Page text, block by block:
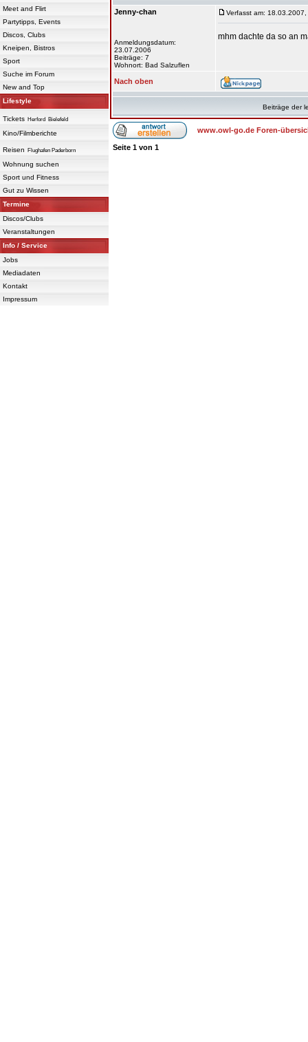
Meet and Flirt
Partytipps, Events
Discos, Clubs
Kneipen, Bistros
Sport
Suche im Forum
New and Top
Lifestyle
Tickets Herford Bielefeld
Kino/Filmberichte
Reisen Flughafen Paderborn
Wohnung suchen
Sport und Fitness
Gut zu Wissen
Termine
Discos/Clubs
Veranstaltungen
Info / Service
Jobs
Mediadaten
Kontakt
Impressum
Jenny-chan
Anmeldungsdatum:
23.07.2006
Beiträge: 7
Wohnort: Bad Salzuflen
Verfasst am: 18.03.2007,
mhm dachte da so an
Nach oben
Beiträge der
www.owl-go.de Foren-
Seite 1 von 1